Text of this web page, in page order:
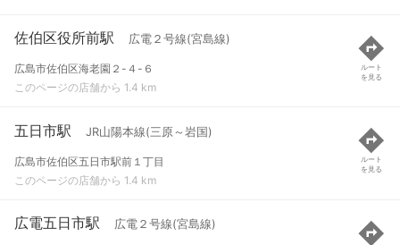
佐伯区役所前駅 広電２号線(宮島線)
広島市佐伯区海老園２-４-６
このページの店舗から 1.4 km
ルート
を見る
五日市駅 JR山陽本線(三原～岩国)
広島市佐伯区五日市駅前１丁目
このページの店舗から 1.4 km
ルート
を見る
広電五日市駅 広電２号線(宮島線)